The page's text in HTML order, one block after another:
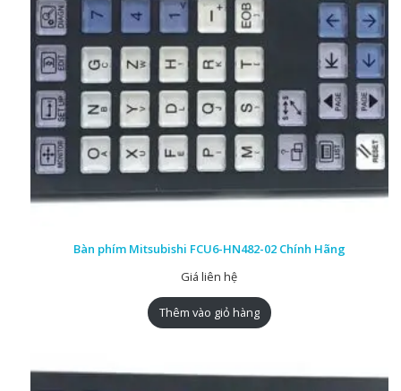
Bàn phím Mitsubishi FCU6-HN482-02 Chính Hãng
Giá liên hệ
Thêm vào giỏ hàng